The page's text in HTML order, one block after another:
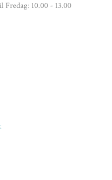
Fredag: 10.00 - 13.00